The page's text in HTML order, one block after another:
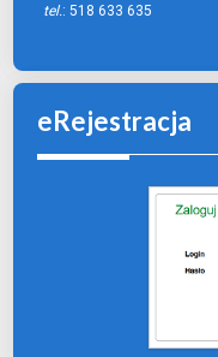
tel.: 518 633 635
eRejestracja